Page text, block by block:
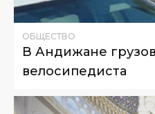
ОБЩЕСТВО
В Андижане
велосипедиста